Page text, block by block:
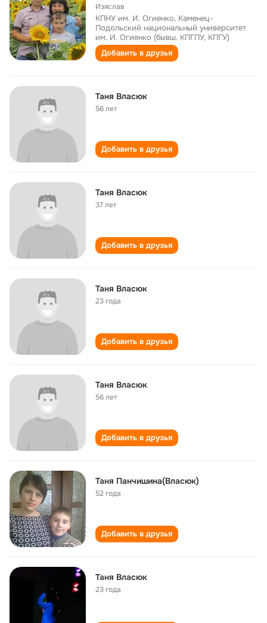
Изяслав
КПНУ им. И. Огиенко, Каменец-
Подольский национальный университет
им. И. Огиенко (бывш. КПГПУ, КПГУ)
Добавить в друзья
Таня Власюк
56 лет
Добавить в друзья
Таня Власюк
37 лет
Добавить в друзья
Таня Власюк
23 года
Добавить в друзья
Таня Власюк
56 лет
Добавить в друзья
Таня Панчишина(Власюк)
52 года
Добавить в друзья
Таня Власюк
23 года